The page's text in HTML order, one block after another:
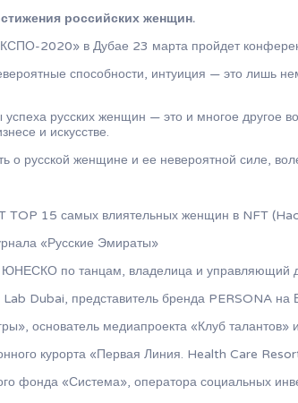
российских женщин.
2020» в Дубае 23 марта пройдет
способности, интуиция — это лишь
русских женщин — это и многое
и искусстве.
о русской женщине и ее невероятной силе,
TOP 15 самых влиятельных женщин в NFT
«Русские Эмираты»
по танцам, владелица и
Dubai, представитель бренда PERSONA на
основатель медиапроекта «Клуб
курорта «Первая Линия. Health Care
фонда «Система», оператора социальных